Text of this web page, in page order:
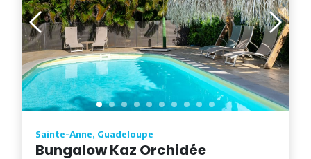
Sainte-Anne, Guadeloupe
Bungalow Kaz Orchidée